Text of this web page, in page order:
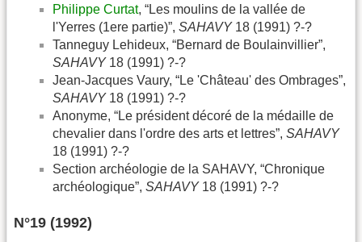
Philippe Curtat, “Les moulins de la vallée de
l'Yerres (1ere partie)”, SAHAVY18 (1991) ?-?
Tanneguy Lehideux, “Bernard de Boulainvillier”,
SAHAVY18 (1991) ?-?
Jean-Jacques Vaury, “Le 'Château' des Ombrages”,
SAHAVY18 (1991) ?-?
Anonyme, “Le président décoré de la médaille de
chevalier dans l'ordre des arts et lettres”, SAHAVY
18 (1991) ?-?
Section archéologie de la SAHAVY, “Chronique
archéologique”, SAHAVY18 (1991) ?-?
N°19 (1992)